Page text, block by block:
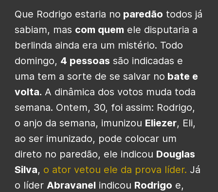
Que Rodrigo estaria no paredão todos já
sabiam, mas com quem ele disputaria a
berlinda ainda era um mistério. Todo
domingo, 4 pessoas são indicadas e
uma tem a sorte de se salvar no bate e
volta. A dinâmica dos votos muda toda
semana. Ontem, 30, foi assim: Rodrigo,
o anjo da semana, imunizou Eliezer, Eli,
ao ser imunizado, pode colocar um
direto no paredão, ele indicou Douglas
Silva, o ator vetou ele da prova líder. Já
o líder Abravanel indicou Rodrigo e,